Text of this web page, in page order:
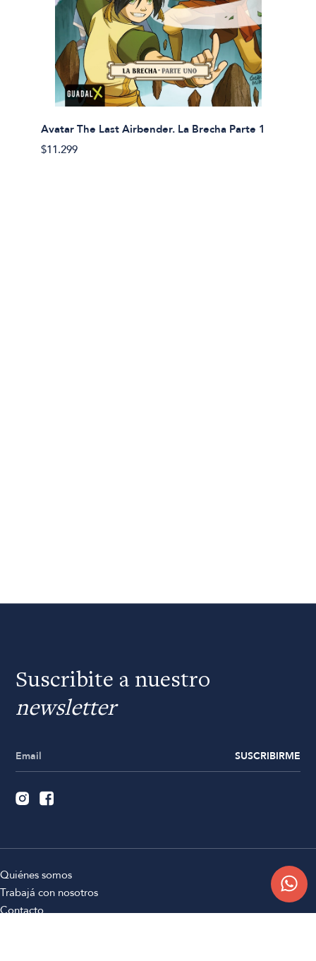
Avatar The Last Airbender. La Brecha Parte 1
$11.299
Suscribite a nuestro
newsletter
SUSCRIBIRME
Quiénes somos
Trabajá con nosotros
Contacto